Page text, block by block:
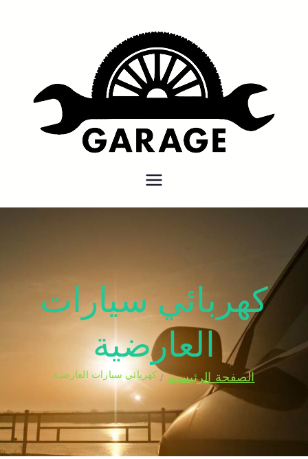
بنشر متنقل
كهربائي سيارات
العارضية
الصفحة الرئيسية كهربائي سيارات العارضية